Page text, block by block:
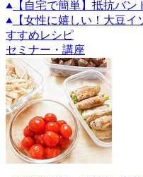
【自宅で簡単】抵抗バン
【女性に嬉しい！大豆
すすめレシピ
セミナー・講座